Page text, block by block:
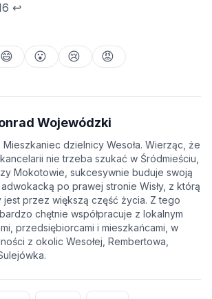
↩
😄 😮 😢 😡
Wojewódzki
Mieszkaniec dzielnicy Wesoła. Wierząc, że
nie trzeba szukać w Śródmieściu,
Mokotowie, sukcesywnie buduje swoją
po prawej stronie Wisły, z którą
jest przez większą część życia. Z tego
chętnie współpracuje z lokalnym
przedsiębiorcami i mieszkańcami, w
z okolic Wesołej, Rembertowa,